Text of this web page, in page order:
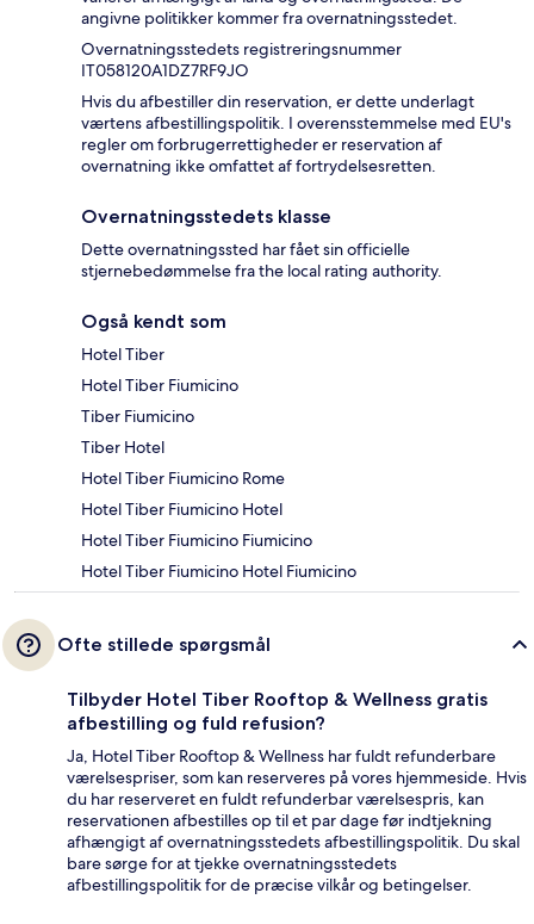
angivne politikker kommer fra overnatningsstedet.
Overnatningsstedets registreringsnummer
IT058120A1DZ7RF9JO
Hvis du afbestiller din reservation, er dette underlagt
værtens afbestillingspolitik. I overensstemmelse med EU's
regler om forbrugerrettigheder er reservation af
overnatning ikke omfattet af fortrydelsesretten.
Overnatningsstedets klasse
Dette overnatningssted har fået sin officielle
stjernebedømmelse fra the local rating authority.
Også kendt som
Hotel Tiber
Hotel Tiber Fiumicino
Tiber Fiumicino
Tiber Hotel
Hotel Tiber Fiumicino Rome
Hotel Tiber Fiumicino Hotel
Hotel Tiber Fiumicino Fiumicino
Hotel Tiber Fiumicino Hotel Fiumicino
Ofte stillede spørgsmål
Tilbyder Hotel Tiber Rooftop & Wellness gratis
afbestilling og fuld refusion?
Ja, Hotel Tiber Rooftop & Wellness har fuldt refunderbare
værelsespriser, som kan reserveres på vores hjemmeside. Hvis
du har reserveret en fuldt refunderbar værelsespris, kan
reservationen afbestilles op til et par dage før indtjekning
afhængigt af overnatningsstedets afbestillingspolitik. Du skal
bare sørge for at tjekke overnatningsstedets
afbestillingspolitik for de præcise vilkår og betingelser.